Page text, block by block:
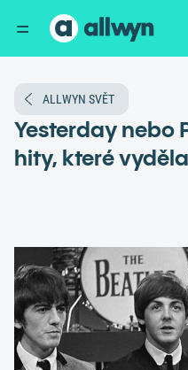
ALLWYN SVĚT
Yesterday nebo
hity, které